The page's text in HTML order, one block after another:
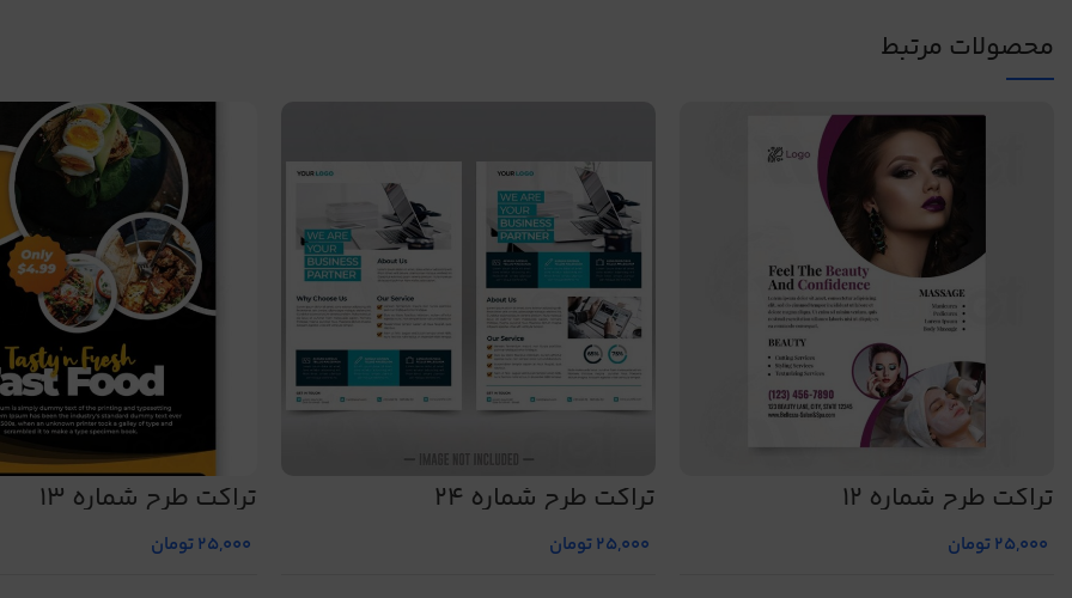
محصولات مرتبط
تراکت طرح شماره 12
25,000تومان
تراکت طرح شماره 24
25,000تومان
تراکت طرح شماره 13
25,000تومان